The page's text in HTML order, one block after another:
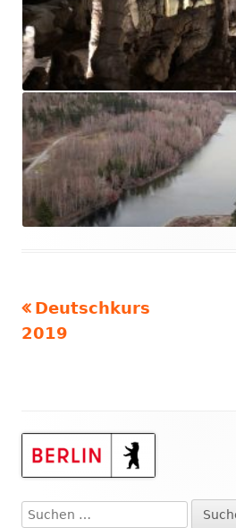
Beitragsnavigation
Vorheriger
Beitrag:
Deutschkurs
2019
Haupt-
Suchen